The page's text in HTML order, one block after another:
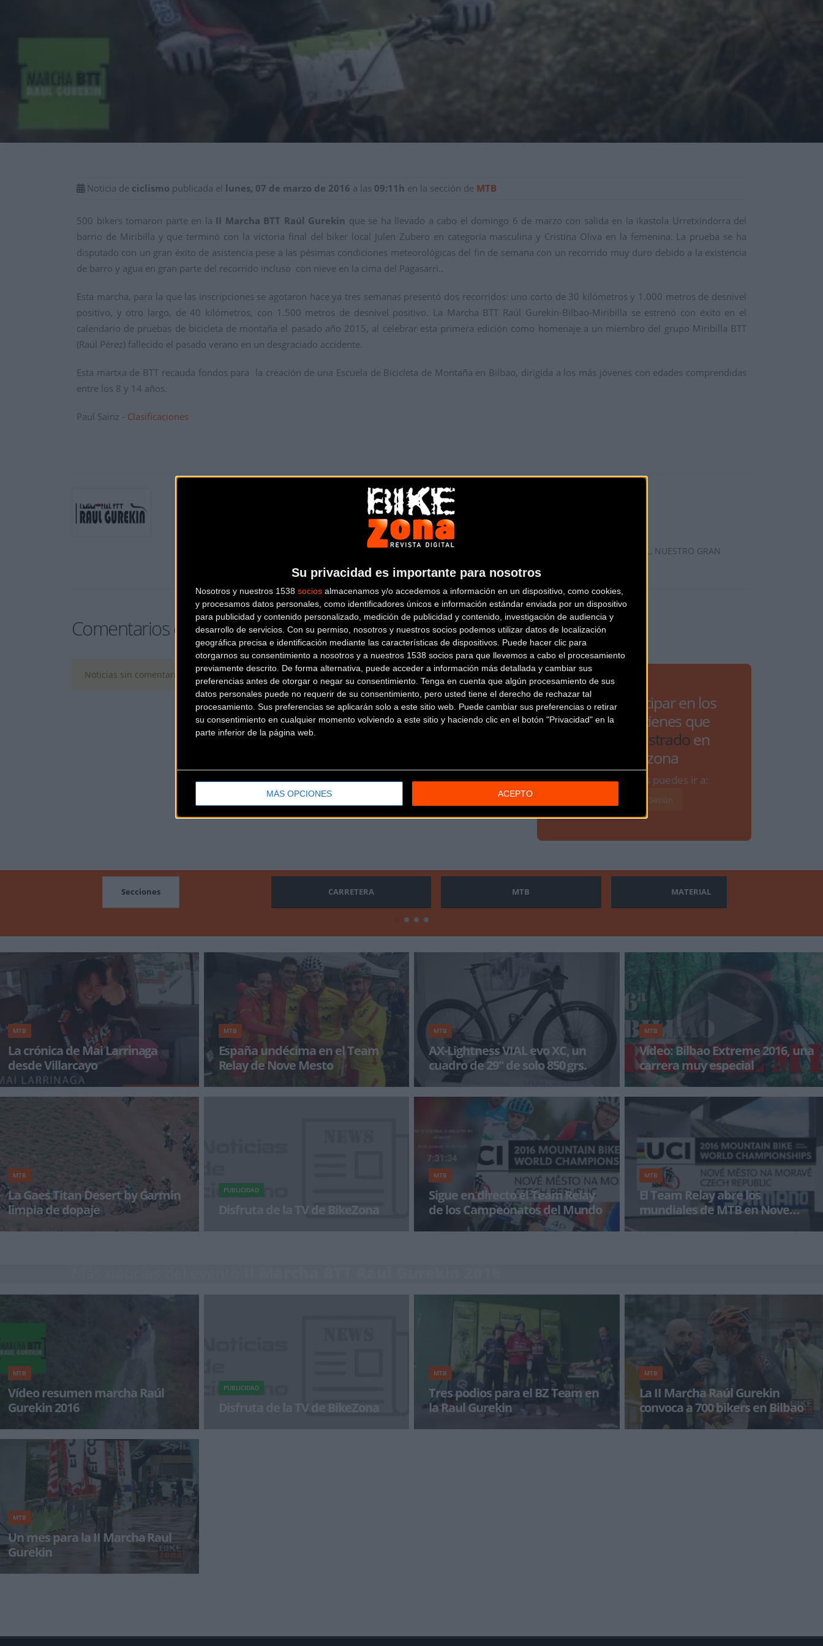
Su privacidad es importante para nosotros
Nosotros y nuestros 1538 socios almacenamos y/o accedemos a información en un dispositivo, como cookies,
y procesamos datos personales, como identificadores únicos e información estándar enviada por un dispositivo
para publicidad y contenido personalizado, medición de publicidad y contenido, investigación de audiencia y
desarrollo de servicios. Con su permiso, nosotros y nuestros socios podemos utilizar datos de localización
geográfica precisa e identificación mediante las características de dispositivos. Puede hacer clic para
otorgarnos su consentimiento a nosotros y a nuestros 1538 socios para que llevemos a cabo el procesamiento
previamente descrito. De forma alternativa, puede acceder a información más detallada y cambiar sus
preferencias antes de otorgar o negar su consentimiento. Tenga en cuenta que algún procesamiento de sus
datos personales puede no requerir de su consentimiento, pero usted tiene el derecho de rechazar tal
procesamiento. Sus preferencias se aplicarán solo a este sitio web. Puede cambiar sus preferencias o retirar
su consentimiento en cualquier momento volviendo a este sitio y haciendo clic en el botón "Privacidad" en la
parte inferior de la página web.
MÁS OPCIONES ACEPTO
Noticia de ciclismo publicada el lunes, 07 de marzo de 2016 a las 09:11h en la sección de MTB
500 bikers tomaron parte en la II Marcha BTT Raúl Gurekin que se ha llevado a cabo el domingo 6 de marzo con salida en la ikastola Urretxindorra del
barrio de Miribilla y que terminó con la victoria final del biker local Julen Zubero en categoría masculina y Cristina Oliva en la femenina. La prueba se ha
disputado con un gran éxito de asistencia pese a las pésimas condiciones meteorológicas del fin de semana con un recorrido muy duro debido a la existencia
de barro y agua en gran parte del recorrido incluso con nieve en la cima del Pagasarri..
Esta marcha, para la que las inscripciones se agotaron hace ya tres semanas presentó dos recorridos: uno corto de 30 kilómetros y 1.000 metros de desnivel
positivo, y otro largo, de 40 kilómetros, con 1.500 metros de desnivel positivo. La Marcha BTT Raúl Gurekin-Bilbao-Miribilla se estrenó con éxito en el
calendario de pruebas de bicicleta de montaña el pasado año 2015, al celebrar esta primera edición como homenaje a un miembro del grupo Miribilla BTT
(Raúl Pérez) fallecido el pasado verano en un desgraciado accidente.
Esta martxa de BTT recauda fondos para la creación de una Escuela de Bicicleta de Montaña en Bilbao, dirigida a los más jóvenes con edades comprendidas
entre los 8 y 14 años.
Paul Sainz - Clasificaciones
Más info. de este evento
II MARCHA BTT RAUL GUREKIN 2016
06/03/2016
Desde el grupo Miribilla BTT se ha organizado este homenaje en MEMORIA de RAUL, NUESTRO GRAN
AMIGO y compañero del Club, recientemente fallecido en un de
Comentarios de la Noticia
Noticias sin comentarios. ¡Ya puedes escribir el tuyo!
Para participar en los
debates tienes que
registradoen
Bikezona
Si ya lo estás puedes ir a:
Iniciar Sesión
Secciones CARRETERA MTB MATERIAL
MTB
La crónica de Mai Larrinaga
desde Villarcayo
El pasado domingo volvimos a hacer una visita
por el Circuito Provincial de Burgos varios
MTB
España undécima en el Team
Relay de Nove Mesto
Francia (Víctor Koretzky, Benjamín Le Ny,
MTB
AX-Lightness VIAL evo XC, un
cuadro de 29" de solo 850 grs.
AX-Lightness está especializada en la
fabricación de cuadros y accesorios en carbono
buscando el mejo
MTB
Vídeo: Bilbao Extreme 2016, una
carrera muy especial
Joseba León preparó un año más un circuito
espectacular y lleno de sopresas para los
MTB
La Gaes Titan Desert by Garmin
limpia de dopaje
La organización de la Gaes Titan Desert by
PUBLICIDAD
Disfruta de la TV de BikeZona
MTB
Sigue en directo el Team Relay
de los Campeonatos del Mundo
Esta tarde se disputa la prueba por relevos de
MTB
El Team Relay abre los
mundiales de MTB en Nove
Tras la disputa hoy de las pruebas de XCE –sin
MTB
Vídeo resumen marcha Raúl
Gurekin 2016
La marcha Raúl Gurekin se celebró el pasado
fin de semana en Bilbao con un gran éxito de
PUBLICIDAD
Disfruta de la TV de BikeZona
MTB
Tres podios para el BZ Team en
la Raul Gurekin
Buen estreno de la temporada 2016 y de las
MTB
La II Marcha Raúl Gurekin
convoca a 700 bikers en Bilbao
700 bikers tomarán parte en la II Marcha BTT
MTB
Un mes para la II Marcha Raul
Gurekin
El próximo 6 de Marzo se celebra la segunda